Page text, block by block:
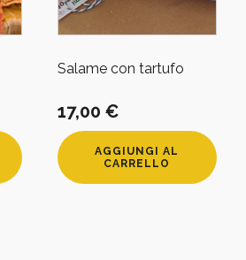
Salame con tartufo
17,00 €
AGGIUNGI AL
CARRELLO